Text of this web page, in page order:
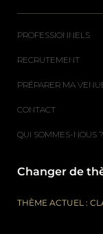
PROFESSIONNELS
RECRUTEMENT
PRÉPARER MA
CONTACT
QUI SOMMES-NOUS ?
Changer de
THÈME ACTUEL :